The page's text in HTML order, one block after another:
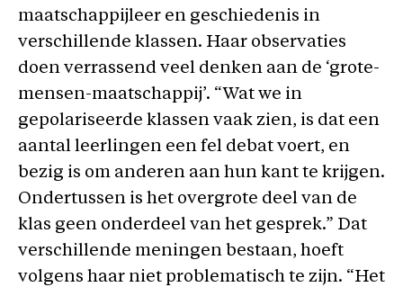
maatschappijleer en geschiedenis in
verschillende klassen. Haar observaties
doen verrassend veel denken aan de ‘grote-
mensen-maatschappij’. “Wat we in
gepolariseerde klassen vaak zien, is dat een
aantal leerlingen een fel debat voert, en
bezig is om anderen aan hun kant te krijgen.
Ondertussen is het overgrote deel van de
klas geen onderdeel van het gesprek.” Dat
verschillende meningen bestaan, hoeft
volgens haar niet problematisch te zijn. “Het